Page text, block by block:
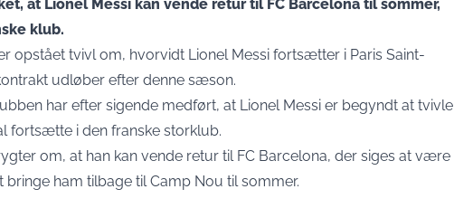
at Lionel Messi kan vende retur til FC Barcelona til sommer,
klub.
opstået tvivl om, hvorvidt Lionel Messi fortsætter i Paris Saint-
udløber efter denne sæson.
har efter sigende medført, at Lionel Messi er begyndt at tvivle
fortsætte i den franske storklub.
om, at han kan vende retur til FC Barcelona, der siges at være
bringe ham tilbage til Camp Nou til sommer.